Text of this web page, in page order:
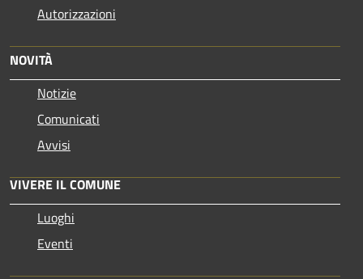
Autorizzazioni
NOVITÀ
Notizie
Comunicati
Avvisi
VIVERE IL COMUNE
Luoghi
Eventi